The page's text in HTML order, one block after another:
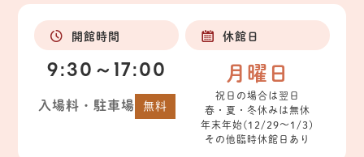
開館時間
9:30～17:00
入場料・駐車場 無料
休館日
月曜日
祝日の場合は翌日
春・夏・冬休みは無休
年末年始(12/29～1/3)
その他臨時休館日あり